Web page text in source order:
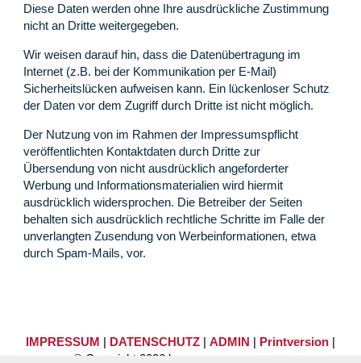
Diese Daten werden ohne Ihre ausdrückliche Zustimmung
nicht an Dritte weitergegeben.
Wir weisen darauf hin, dass die Datenübertragung im
Internet (z.B. bei der Kommunikation per E-Mail)
Sicherheitslücken aufweisen kann. Ein lückenloser Schutz
der Daten vor dem Zugriff durch Dritte ist nicht möglich.
Der Nutzung von im Rahmen der Impressumspflicht
veröffentlichten Kontaktdaten durch Dritte zur
Übersendung von nicht ausdrücklich angeforderter
Werbung und Informationsmaterialien wird hiermit
ausdrücklich widersprochen. Die Betreiber der Seiten
behalten sich ausdrücklich rechtliche Schritte im Falle der
unverlangten Zusendung von Werbeinformationen, etwa
durch Spam-Mails, vor.
IMPRESSUM | DATENSCHUTZ| ADMIN | Printversion|
© Copyright 2026 by